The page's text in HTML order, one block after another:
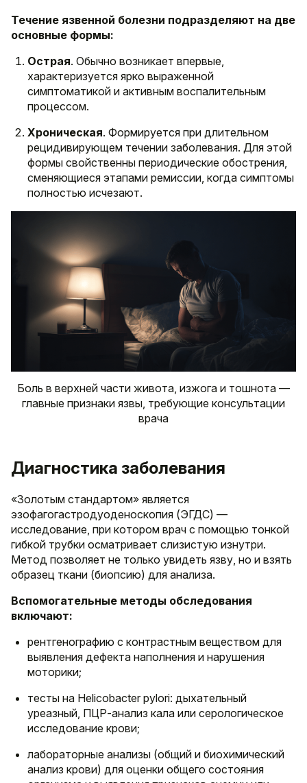
Течение язвенной болезни подразделяют на две
основные формы:
Острая. Обычно возникает впервые,
характеризуется ярко выраженной
симптоматикой и активным воспалительным
процессом.
Хроническая. Формируется при длительном
рецидивирующем течении заболевания. Для этой
формы свойственны периодические обострения,
сменяющиеся этапами ремиссии, когда симптомы
полностью исчезают.
Боль в верхней части живота, изжога и тошнота —
главные признаки язвы, требующие консультации
врача
Диагностика заболевания
«Золотым стандартом» является
эзофагогастродуоденоскопия (ЭГДС) —
исследование, при котором врач с помощью тонкой
гибкой трубки осматривает слизистую изнутри.
Метод позволяет не только увидеть язву, но и взять
образец ткани (биопсию) для анализа.
Вспомогательные методы обследования
включают:
рентгенографию с контрастным веществом для
выявления дефекта наполнения и нарушения
моторики;
тесты на Helicobacter pylori: дыхательный
уреазный, ПЦР-анализ кала или серологическое
исследование крови;
лабораторные анализы (общий и биохимический
анализ крови) для оценки общего состояния